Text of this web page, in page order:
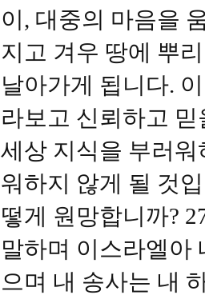
이, 대중의 마음을
지고 겨우 땅에 뿌
날아가게 됩니다.
라보고 신뢰하고
세상 지식을 부러
워하지 않게 될 것
떻게 원망합니까?
말하며 이스라엘아
으며 내 송사는 내